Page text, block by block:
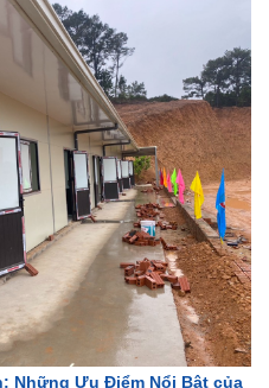
Những Ưu Điểm Nổi Bật của